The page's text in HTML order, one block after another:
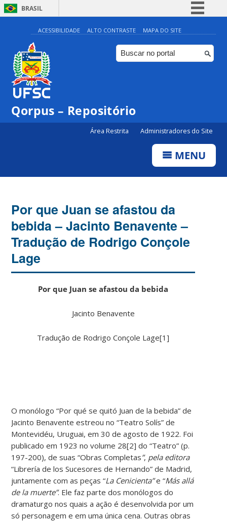
BRASIL
Simplifique!
Comunica BR
Participe
ACESSIBILIDADE ALTO CONTRASTE MAPA DO SITE
Qorpus – Repositório
Área Restrita Administradores do Site
MENU
Por que Juan se afastou da
bebida – Jacinto Benavente –
Tradução de Rodrigo Conçole
Lage
Por que Juan se afastou da bebida
Jacinto Benavente
Tradução de Rodrigo Conçole Lage[1]
O monólogo “Por qué se quitó Juan de la bebida” de
Jacinto Benavente estreou no “Teatro Solís” de
Montevidéu, Uruguai, em 30 de agosto de 1922. Foi
publicado em 1923 no volume 28[2] do “Teatro” (p.
197-200), de suas “Obras Completas”, pela editora
“Librería de los Sucesores de Hernando” de Madrid,
juntamente com as peças “La Cenicienta”e “Más allá
de la muerte”. Ele faz parte dos monólogos do
dramaturgo nos quais a ação é desenvolvida por um
só personagem e em uma única cena. Outras obras